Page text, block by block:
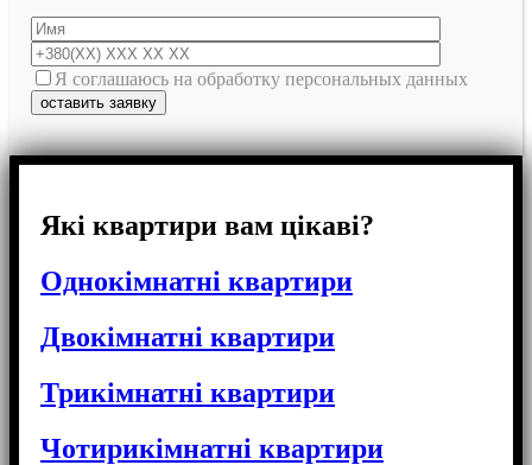
Я соглашаюсь на обработку персональных данных
Які квартири вам цікаві?
Однокімнатні квартири
Двокімнатні квартири
Трикімнатні квартири
Чотирикімнатні квартири